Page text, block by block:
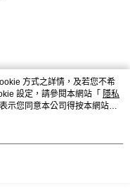
方式之詳情，及若您不希
設定，請參閱本網站「 隱私
示您同意本公司得按本網站使